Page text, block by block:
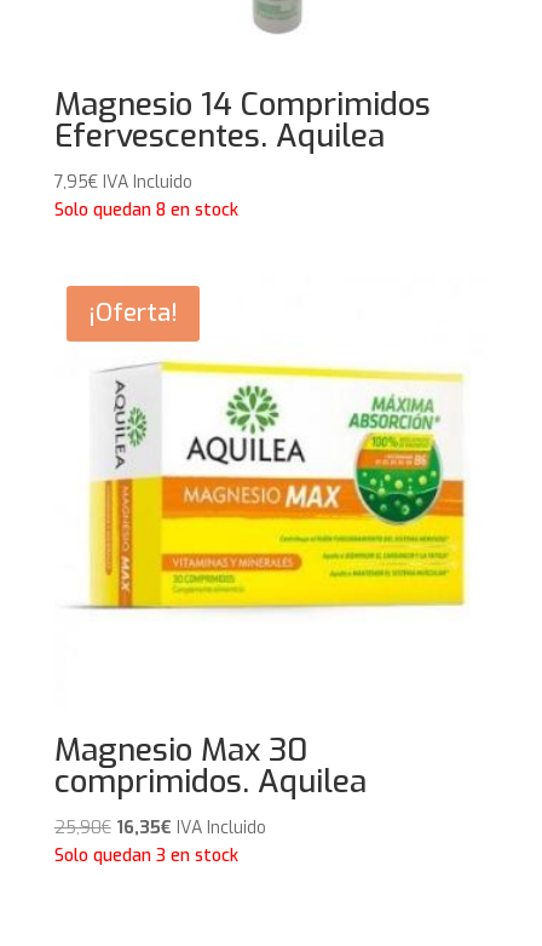
Magnesio 14 Comprimidos
Efervescentes. Aquilea
7,95€ IVA Incluido
Solo quedan 8 en stock
¡Oferta!
Magnesio Max 30
comprimidos. Aquilea
25,90€ El
precio
16,35€El
precio
IVA Incluido
Solo quedan 3 en stock